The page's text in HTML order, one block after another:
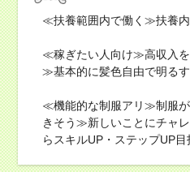
≪扶養範囲内で働く≫扶養内
≪稼ぎたい人向け≫高収入を
≫基本的に髪色自由で明る
≪機能的な制服アリ≫制服
きそう≫新しいことにチャ
らスキルUP・ステップUP目